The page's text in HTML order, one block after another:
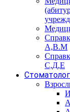
А,В.М
С,Д,Е